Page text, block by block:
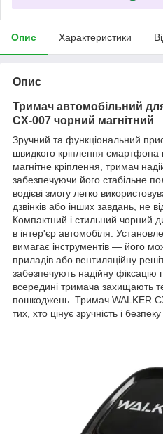
Опис Характеристики
Опис
Тримач автомобільний
CX-007 чорний магнітний
Зручний та функціональний
швидкого кріплення смартфона
магнітне кріплення, тримач
забезпечуючи його стабільне
водієві змогу легко
дзвінків або інших завдань, не
Компактний і стильний чорний
в інтер'єр автомобіля.
вимагає інструментів — його
приладів або вентиляційну
забезпечують надійну
всередині тримача захищають
пошкоджень. Тримач WALKER
тих, хто цінує зручність і